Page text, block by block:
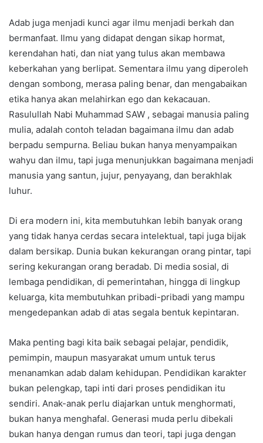
Adab juga menjadi kunci agar ilmu menjadi berkah dan
bermanfaat. Ilmu yang didapat dengan sikap hormat,
kerendahan hati, dan niat yang tulus akan membawa
keberkahan yang berlipat. Sementara ilmu yang diperoleh
dengan sombong, merasa paling benar, dan mengabaikan
etika hanya akan melahirkan ego dan kekacauan.
Rasulullah Nabi Muhammad SAW , sebagai manusia paling
mulia, adalah contoh teladan bagaimana ilmu dan adab
berpadu sempurna. Beliau bukan hanya menyampaikan
wahyu dan ilmu, tapi juga menunjukkan bagaimana menjadi
manusia yang santun, jujur, penyayang, dan berakhlak
luhur.
Di era modern ini, kita membutuhkan lebih banyak orang
yang tidak hanya cerdas secara intelektual, tapi juga bijak
dalam bersikap. Dunia bukan kekurangan orang pintar, tapi
sering kekurangan orang beradab. Di media sosial, di
lembaga pendidikan, di pemerintahan, hingga di lingkup
keluarga, kita membutuhkan pribadi-pribadi yang mampu
mengedepankan adab di atas segala bentuk kepintaran.
Maka penting bagi kita baik sebagai pelajar, pendidik,
pemimpin, maupun masyarakat umum untuk terus
menanamkan adab dalam kehidupan. Pendidikan karakter
bukan pelengkap, tapi inti dari proses pendidikan itu
sendiri. Anak-anak perlu diajarkan untuk menghormati,
bukan hanya menghafal. Generasi muda perlu dibekali
bukan hanya dengan rumus dan teori, tapi juga dengan